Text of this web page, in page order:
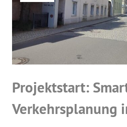
Projektstart:
Verkehrsplanung